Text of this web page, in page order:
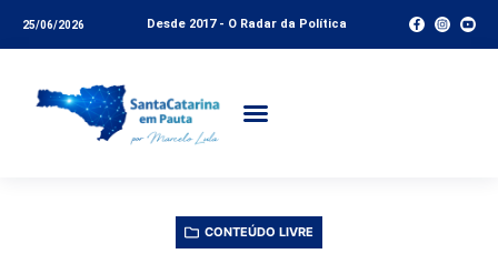
25/06/2026 Desde 2017 - O Radar da Política
CONTEÚDO LIVRE